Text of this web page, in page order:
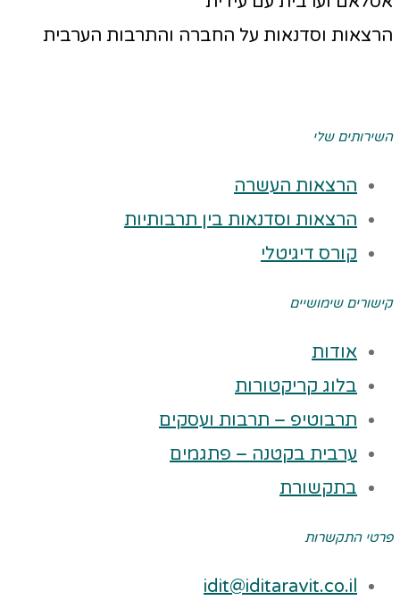
הרצאות וסדנאות על החברה והתרבות הערבית
השירותים שלי
הרצאות העשרה
הרצאות וסדנאות בין תרבותיות
קורס דיגיטלי
קישורים שימושיים
אודות
בלוג קריקטורות
תרבוטיפ – תרבות ועסקים
ערבית בקטנה – פתגמים
בתקשורת
פרטי התקשרות
idit@iditaravit.co.il